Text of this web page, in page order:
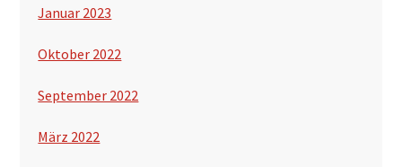
Januar 2023
Oktober 2022
September 2022
März 2022